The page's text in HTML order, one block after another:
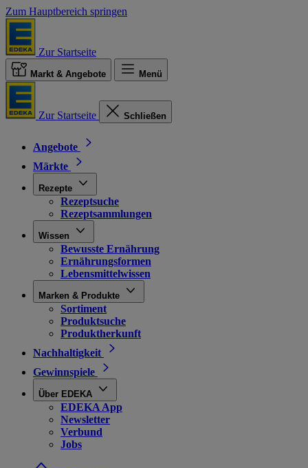
Zum Hauptbereich springen
Zur Startseite
Markt & Angebote Menü
Zur Startseite Schließen
Angebote
Märkte
Rezepte
Rezeptsuche
Rezeptsammlungen
Wissen
Bewusste Ernährung
Ernährungsformen
Lebensmittelwissen
Marken & Produkte
Sortiment
Produktsuche
Produktherkunft
Nachhaltigkeit
Gewinnspiele
Über EDEKA
EDEKA App
Newsletter
Verbund
Jobs